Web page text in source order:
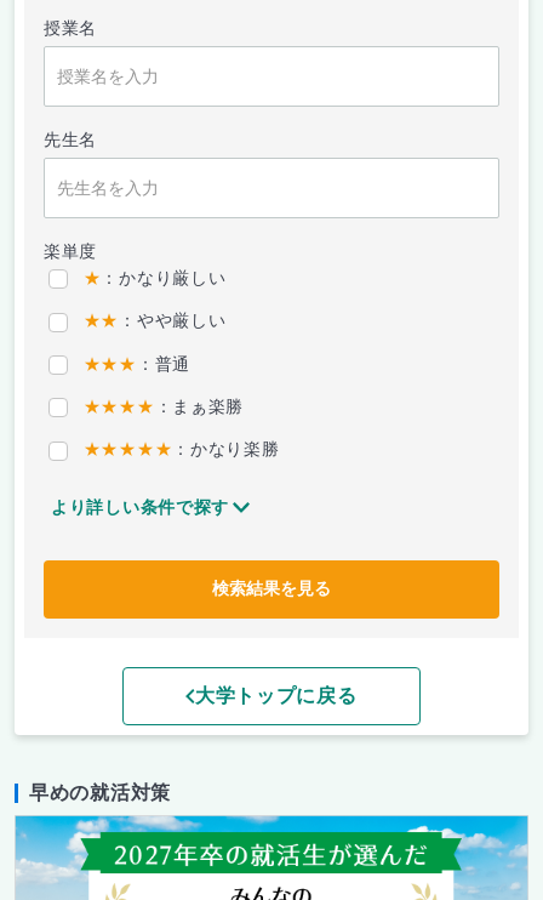
授業名
先生名
楽単度
★ ：かなり厳しい
★★ ：やや厳しい
★★★ ：普通
★★★★ ：まぁ楽勝
★★★★★ ：かなり楽勝
より詳しい条件で探す
検索結果を見る
大学トップに戻る
早めの就活対策